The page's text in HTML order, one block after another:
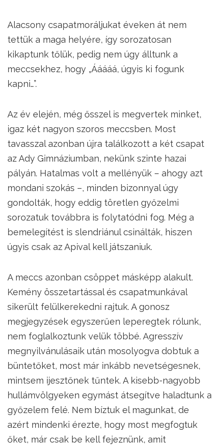
Alacsony csapatmoráljukat éveken át nem
tettük a maga helyére, így sorozatosan
kikaptunk tőlük, pedig nem úgy álltunk a
meccsekhez, hogy „Ááááá, úgyis ki fogunk
kapni…”.
Az év elején, még ősszel is megvertek minket,
igaz két nagyon szoros meccsben. Most
tavasszal azonban újra találkozott a két csapat
az Ady Gimnáziumban, nekünk szinte hazai
pályán. Hatalmas volt a mellényük – ahogy azt
mondani szokás –, minden bizonnyal úgy
gondolták, hogy eddig töretlen győzelmi
sorozatuk továbbra is folytatódni fog. Még a
bemelegítést is slendriánul csinálták, hiszen
úgyis csak az Apival kell játszaniuk.
A meccs azonban csöppet másképp alakult.
Kemény összetartással és csapatmunkával
sikerült felülkerekedni rajtuk. A gonosz
megjegyzések egyszerűen leperegtek rólunk,
nem foglalkoztunk velük többé. Agresszív
megnyilvánulásaik után mosolyogva dobtuk a
büntetőket, most már inkább nevetségesnek,
mintsem ijesztőnek tűntek. A kisebb-nagyobb
hullámvölgyeken egymást átsegítve haladtunk a
győzelem felé. Nem bíztuk el magunkat, de
azért mindenki érezte, hogy most megfogtuk
őket, már csak be kell fejeznünk, amit